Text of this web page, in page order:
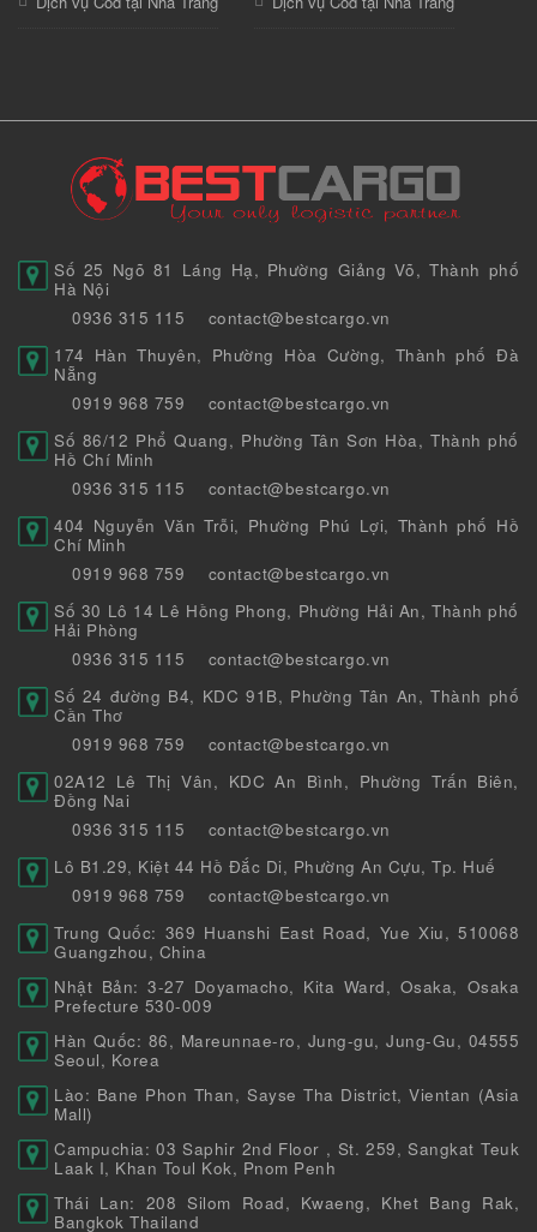
Số 25 Ngõ 81 Láng Hạ, Phường Giảng Võ, Thành phố
Hà Nội
0936 315 115
contact@bestcargo.vn
174 Hàn Thuyên, Phường Hòa Cường, Thành phố Đà
Nẵng
0919 968 759
contact@bestcargo.vn
Số 86/12 Phổ Quang, Phường Tân Sơn Hòa, Thành phố
Hồ Chí Minh
0936 315 115
contact@bestcargo.vn
404 Nguyễn Văn Trỗi, Phường Phú Lợi, Thành phố Hồ
Chí Minh
0919 968 759
contact@bestcargo.vn
Số 30 Lô 14 Lê Hồng Phong, Phường Hải An, Thành phố
Hải Phòng
0936 315 115
contact@bestcargo.vn
Số 24 đường B4, KDC 91B, Phường Tân An, Thành phố
Cần Thơ
0919 968 759
contact@bestcargo.vn
02A12 Lê Thị Vân, KDC An Bình, Phường Trấn Biên,
Đồng Nai
0936 315 115
contact@bestcargo.vn
Lô B1.29, Kiệt 44 Hồ Đắc Di, Phường An Cựu, Tp. Huế
0919 968 759
contact@bestcargo.vn
Trung Quốc: 369 Huanshi East Road, Yue Xiu, 510068
Guangzhou, China
Nhật Bản: 3-27 Doyamacho, Kita Ward, Osaka, Osaka
Prefecture 530-009
Hàn Quốc: 86, Mareunnae-ro, Jung-gu, Jung-Gu, 04555
Seoul, Korea
Lào: Bane Phon Than, Sayse Tha District, Vientan (Asia
Mall)
Campuchia: 03 Saphir 2nd Floor , St. 259, Sangkat Teuk
Laak I, Khan Toul Kok, Pnom Penh
Thái Lan: 208 Silom Road, Kwaeng, Khet Bang Rak,
Bangkok Thailand